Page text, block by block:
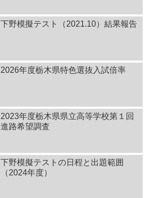
下野模擬テスト（2021.10）結果報告
2026年度栃木県特色選抜入試倍率
2023年度栃木県県立高等学校第１回
進路希望調査
下野模擬テストの日程と出題範囲
（2024年度）